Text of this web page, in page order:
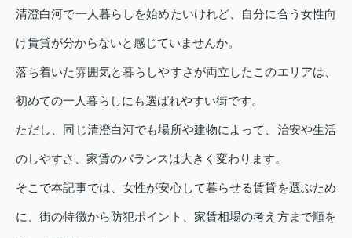
清澄白河で一人暮らしを始めたいけれど、自分に合う女性向
け賃貸が分からないと感じていませんか。
落ち着いた雰囲気と暮らしやすさが両立したこのエリアは、
初めての一人暮らしにも選ばれやすい街です。
ただし、同じ清澄白河でも場所や建物によって、治安や生活
のしやすさ、家賃のバランスは大きく変わります。
そこで本記事では、女性が安心して暮らせる賃貸を選ぶため
に、街の特徴から防犯ポイント、家賃相場の考え方まで順を